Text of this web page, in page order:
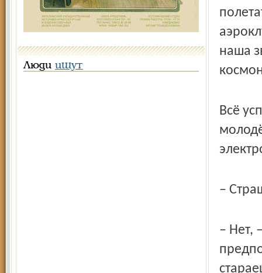
Люди ищут
наша
Всё
–
– Нет,